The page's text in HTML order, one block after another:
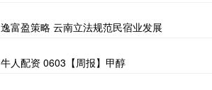
逸富盈策略 云南立法规范民宿业发展
牛人配资 0603【周报】甲醇